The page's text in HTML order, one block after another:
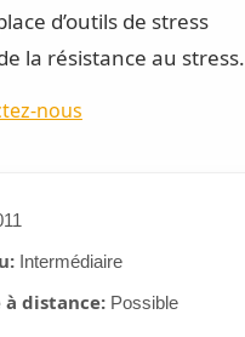
d’outils de stress
la résistance au stress.
nous
Intermédiaire
à distance:Possible